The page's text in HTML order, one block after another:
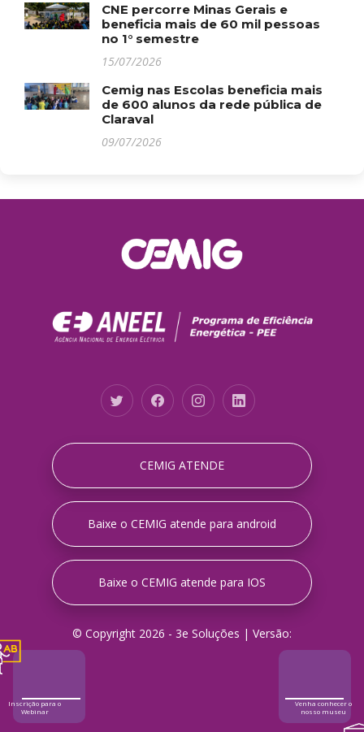
CNE percorre Minas Gerais e
beneficia mais de 60 mil pessoas
no 1° semestre
15/07/2026
Cemig nas Escolas beneficia mais
de 600 alunos da rede pública de
Claraval
09/07/2026
Inscrição para o
Webinar
Venha conhecer o
nosso museu
CEMIG ATENDE
Baixe o CEMIG atende para android
Baixe o CEMIG atende para IOS
© Copyright 2026 - 3e Soluções | Versão: